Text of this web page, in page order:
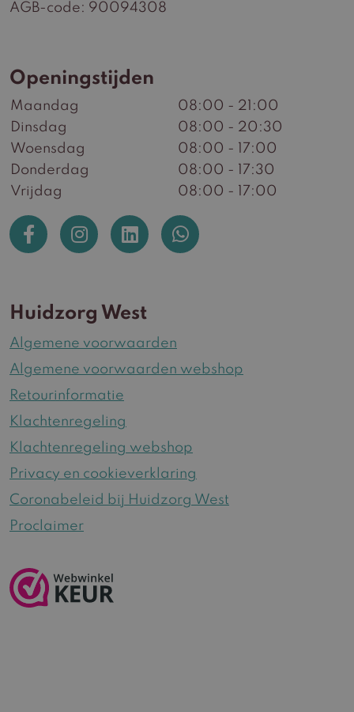
AGB-code: 90094308
Openingstijden
Maandag
08:00 - 21:00
Dinsdag
08:00 - 20:30
Woensdag
08:00 - 17:00
Donderdag
08:00 - 17:30
Vrijdag
08:00 - 17:00
Huidzorg West
Algemene voorwaarden
Algemene voorwaarden webshop
Retourinformatie
Klachtenregeling
Klachtenregeling webshop
Privacy en cookieverklaring
Coronabeleid bij Huidzorg West
Proclaimer